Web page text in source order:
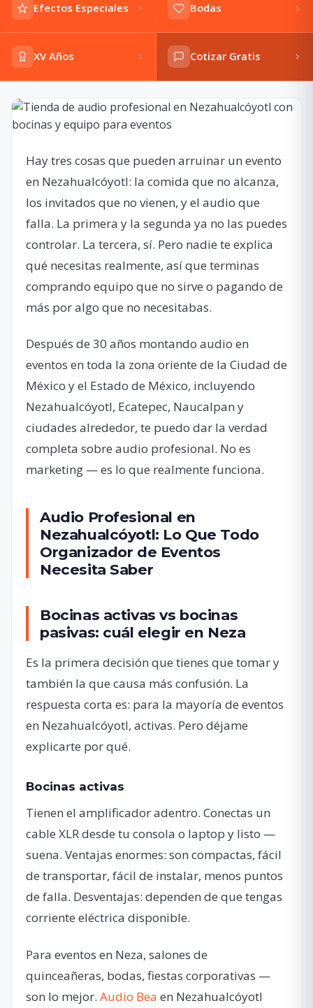
Efectos Especiales Bodas
XV Años Cotizar Gratis
Hay tres cosas que pueden arruinar un evento
en Nezahualcóyotl: la comida que no alcanza,
los invitados que no vienen, y el audio que
falla. La primera y la segunda ya no las puedes
controlar. La tercera, sí. Pero nadie te explica
qué necesitas realmente, así que terminas
comprando equipo que no sirve o pagando de
más por algo que no necesitabas.
Después de 30 años montando audio en
eventos en toda la zona oriente de la Ciudad de
México y el Estado de México, incluyendo
Nezahualcóyotl, Ecatepec, Naucalpan y
ciudades alrededor, te puedo dar la verdad
completa sobre audio profesional. No es
marketing — es lo que realmente funciona.
Audio Profesional en
Nezahualcóyotl: Lo Que Todo
Organizador de Eventos
Necesita Saber
Bocinas activas vs bocinas
pasivas: cuál elegir en Neza
Es la primera decisión que tienes que tomar y
también la que causa más confusión. La
respuesta corta es: para la mayoría de eventos
en Nezahualcóyotl, activas. Pero déjame
explicarte por qué.
Bocinas activas
Tienen el amplificador adentro. Conectas un
cable XLR desde tu consola o laptop y listo —
suena. Ventajas enormes: son compactas, fácil
de transportar, fácil de instalar, menos puntos
de falla. Desventajas: dependen de que tengas
corriente eléctrica disponible.
Para eventos en Neza, salones de
quinceañeras, bodas, fiestas corporativas —
son lo mejor. Audio Bea en Nezahualcóyotl